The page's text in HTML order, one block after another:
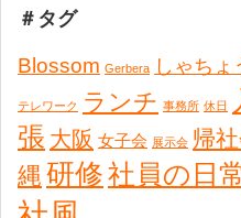
＃タグ
Blossom Gerbera しゃちょ
テレワーク ランチ 事務所 休日
張 大阪 女子会 展示会 帰
縄 研修社員の日